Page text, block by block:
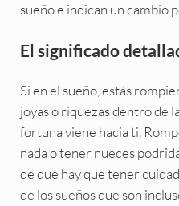
sueño e indican un cambio
El significado
Si en el sueño, estás
joyas o riquezas dentro de
fortuna viene hacia ti.
nada o tener nueces
de que hay que tener
de los sueños que son